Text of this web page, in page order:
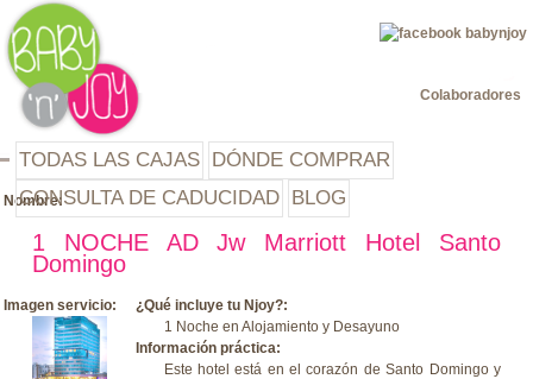
TODAS LAS CAJAS DÓNDE COMPRAR
CONSULTA DE CADUCIDAD BLOG
Colaboradores
Nombre:
1 NOCHE AD Jw Marriott Hotel Santo
Domingo
Imagen servicio:
¿Qué incluye tu Njoy?:
1 Noche en Alojamiento y Desayuno
Información práctica:
Este hotel está en el corazón de Santo Domingo y